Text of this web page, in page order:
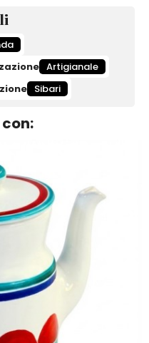
Artigianale
Sibari